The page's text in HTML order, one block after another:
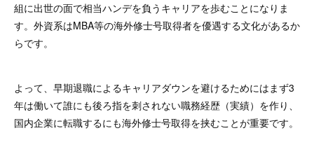
組に出世の面で相当ハンデを負うキャリアを歩むことになりま
す。外資系はMBA等の海外修士号取得者を優遇する文化があるか
らです。
よって、早期退職によるキャリアダウンを避けるためにはまず3
年は働いて誰にも後ろ指を刺されない職務経歴（実績）を作り、
国内企業に転職するにも海外修士号取得を挟むことが重要です。